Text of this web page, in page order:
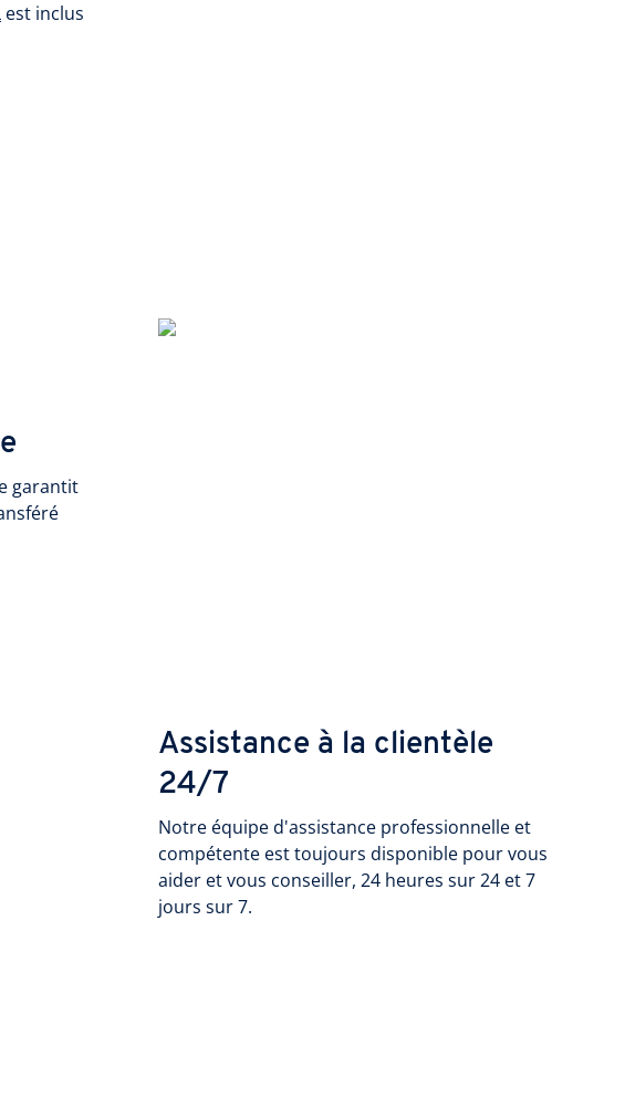
est inclus
garantit
Assistance à la clientèle
24/7
Notre équipe d'assistance professionnelle et
compétente est toujours disponible pour vous
aider et vous conseiller, 24 heures sur 24 et 7
jours sur 7.